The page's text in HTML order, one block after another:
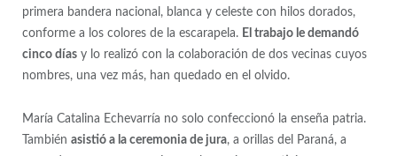
primera bandera nacional, blanca y celeste con hilos dorados,
conforme a los colores de la escarapela. El trabajo le demandó
cinco díasy lo realizó con la colaboración de dos vecinas cuyos
nombres, una vez más, han quedado en el olvido.
María Catalina Echevarría no solo confeccionó la enseña patria.
También asistió a la ceremonia de jura, a orillas del Paraná, a